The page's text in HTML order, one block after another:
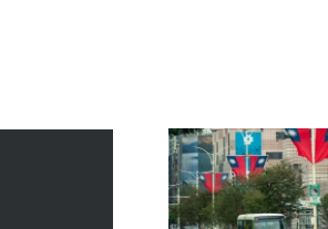
Sæsonvis- Din foretrukne